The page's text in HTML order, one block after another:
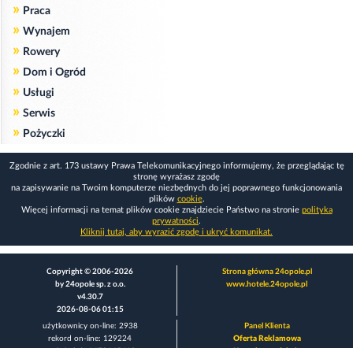
» Praca
» Wynajem
» Rowery
» Dom i Ogród
» Usługi
» Serwis
» Pożyczki
Zgodnie z art. 173 ustawy Prawa Telekomunikacyjnego informujemy, że przeglądając tę
stronę wyrażasz zgodę
na zapisywanie na Twoim komputerze niezbędnych do jej poprawnego funkcjonowania
plików cookie.
Więcej informacji na temat plików cookie znajdziecie Państwo na stronie polityka
prywatności.
Kliknij tutaj, aby wyrazić zgodę i ukryć komunikat.
Copyright © 2006-2026
by 24opole sp. z o.o.
v4.30.7
2026-08-06 01:15
Strona główna 24opole.pl
www.hotele.24opole.pl
użytkownicy on-line: 2938
rekord on-line: 129224
Panel Klienta
Oferta Reklamowa